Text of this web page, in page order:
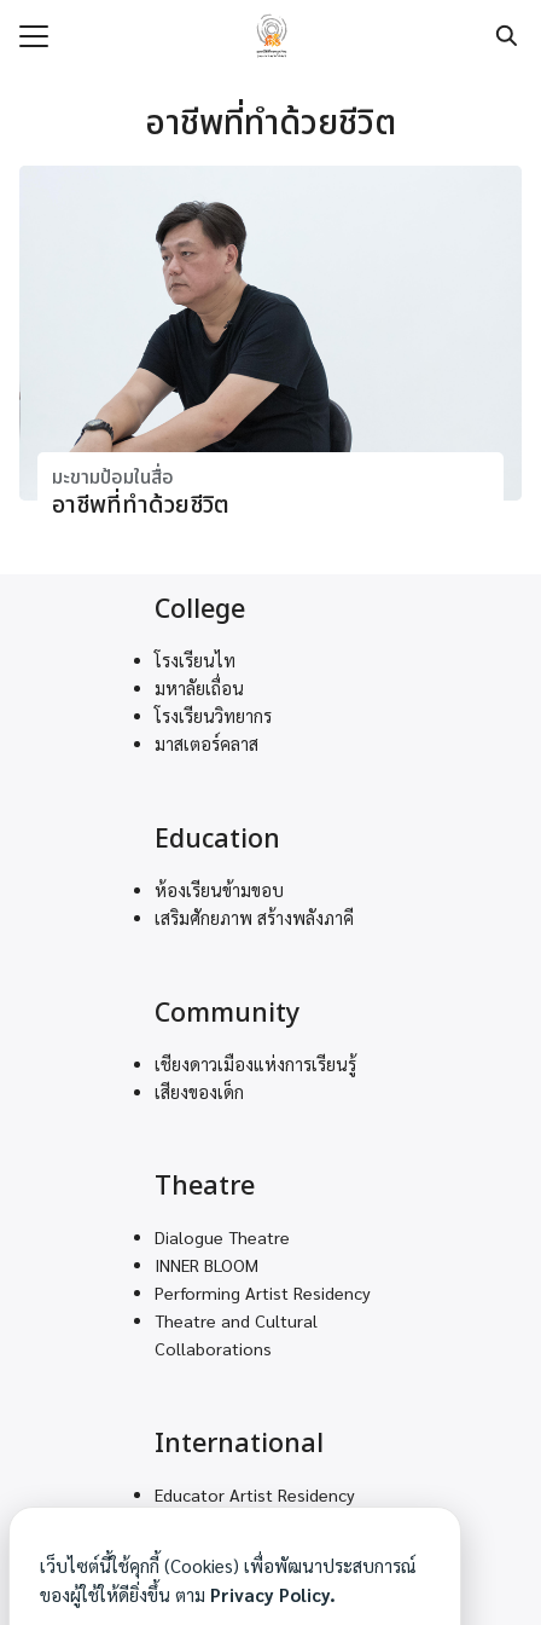
อาชีพที่ทำด้วยชีวิต
มะขามป้อมในสื่อ
อาชีพที่ทำด้วยชีวิต
College
โรงเรียนไท
มหาลัยเถื่อน
โรงเรียนวิทยากร
มาสเตอร์คลาส
Education
ห้องเรียนข้ามขอบ
เสริมศักยภาพ สร้างพลังภาคี
Community
เชียงดาวเมืองแห่งการเรียนรู้
เสียงของเด็ก
Theatre
Dialogue Theatre
INNER BLOOM
Performing Artist Residency
Theatre and Cultural
Collaborations
International
Educator Artist Residency
Decolonial Solidarity
Mountain Feet – Arts
Academy
เว็บไซต์นี้ใช้คุกกี้ (Cookies) เพื่อพัฒนาประสบการณ์
ของผู้ใช้ให้ดียิ่งขึ้น ตาม Privacy Policy.